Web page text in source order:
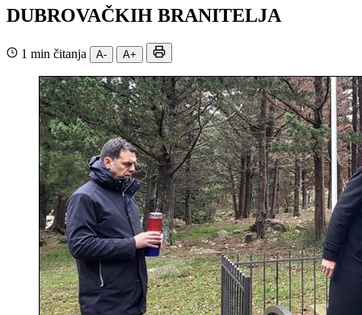
DUBROVAČKIH BRANITELJA
1 min čitanja A- A+